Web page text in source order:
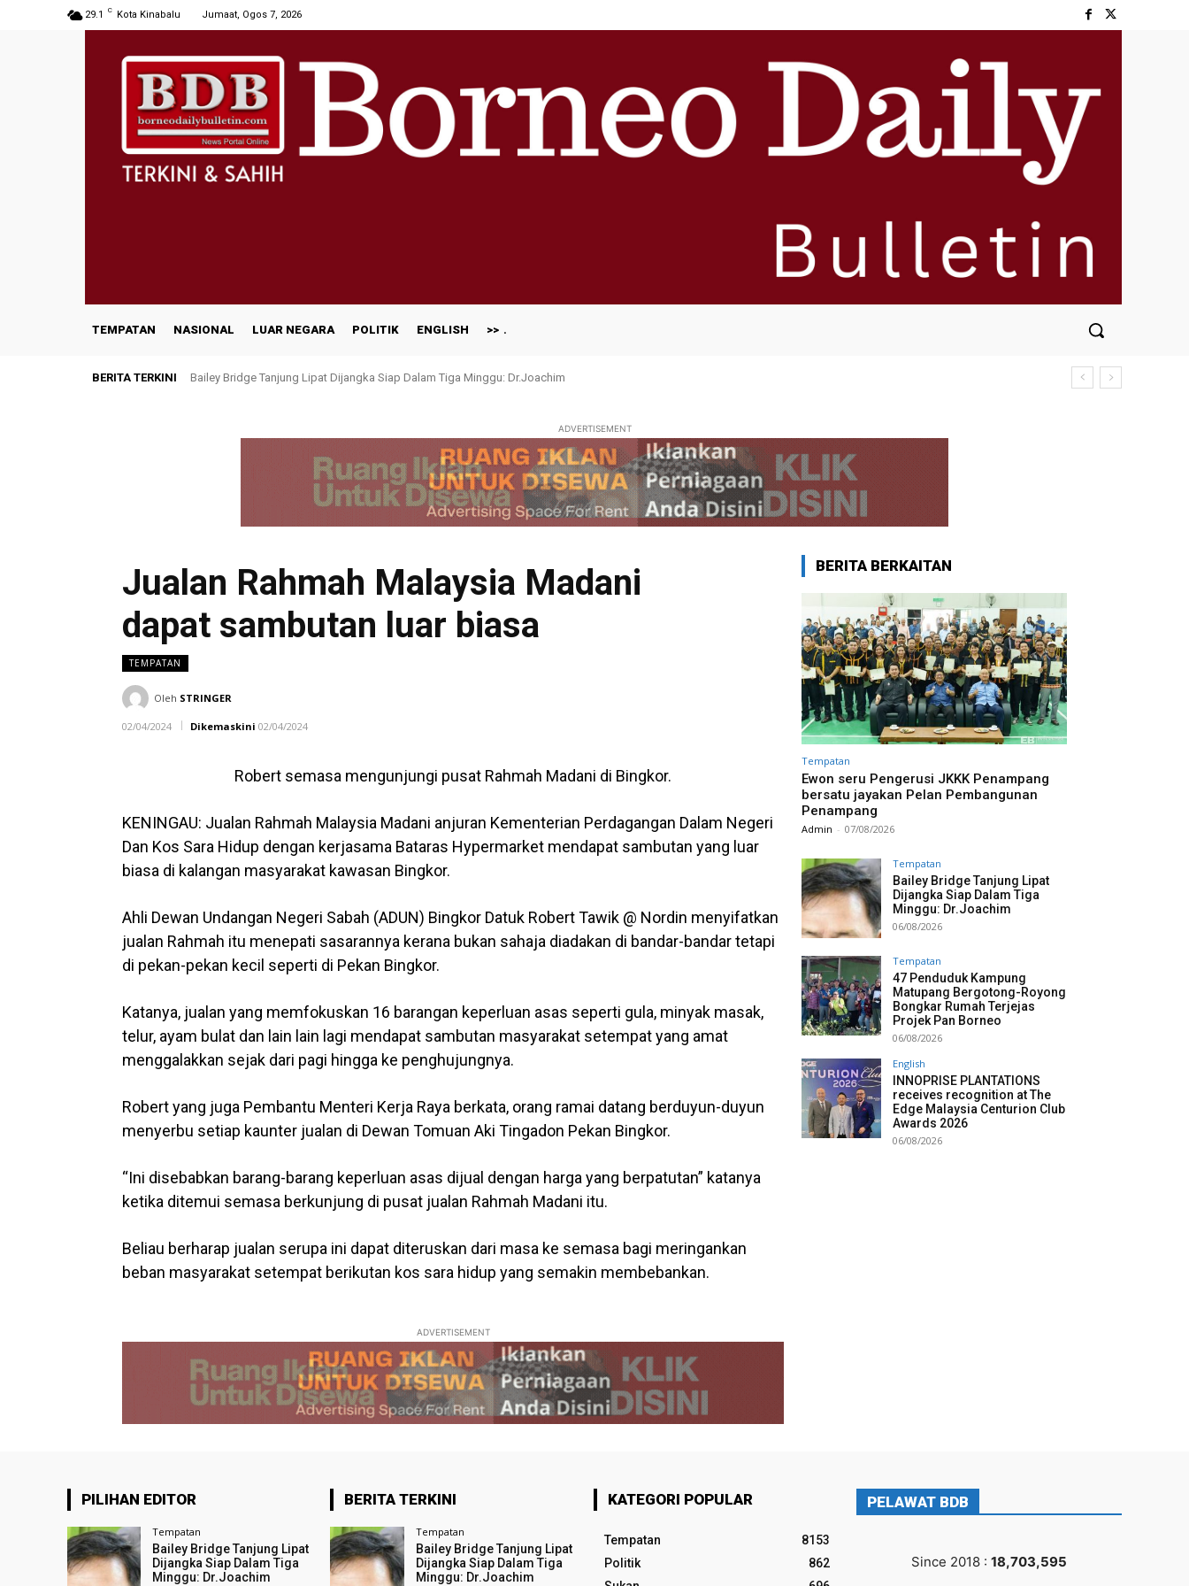
29.1 C Kota Kinabalu Jumaat, Ogos 7, 2026
TEMPATAN NASIONAL LUAR NEGARA POLITIK ENGLISH >>
BERITA TERKINI Bailey Bridge Tanjung Lipat Dijangka Siap Dalam Tiga Minggu: Dr.Joachim
ADVERTISEMENT
Jualan Rahmah Malaysia Madani
dapat sambutan luar biasa
TEMPATAN
Oleh STRINGER
02/04/2024 Dikemaskini 02/04/2024
Robert semasa mengunjungi pusat Rahmah Madani di Bingkor.
KENINGAU: Jualan Rahmah Malaysia Madani anjuran Kementerian Perdagangan Dalam Negeri
Dan Kos Sara Hidup dengan kerjasama Bataras Hypermarket mendapat sambutan yang luar
biasa di kalangan masyarakat kawasan Bingkor.
Ahli Dewan Undangan Negeri Sabah (ADUN) Bingkor Datuk Robert Tawik @ Nordin menyifatkan
jualan Rahmah itu menepati sasarannya kerana bukan sahaja diadakan di bandar-bandar tetapi
di pekan-pekan kecil seperti di Pekan Bingkor.
Katanya, jualan yang memfokuskan 16 barangan keperluan asas seperti gula, minyak masak,
telur, ayam bulat dan lain lain lagi mendapat sambutan masyarakat setempat yang amat
menggalakkan sejak dari pagi hingga ke penghujungnya.
Robert yang juga Pembantu Menteri Kerja Raya berkata, orang ramai datang berduyun-duyun
menyerbu setiap kaunter jualan di Dewan Tomuan Aki Tingadon Pekan Bingkor.
“Ini disebabkan barang-barang keperluan asas dijual dengan harga yang berpatutan” katanya
ketika ditemui semasa berkunjung di pusat jualan Rahmah Madani itu.
Beliau berharap jualan serupa ini dapat diteruskan dari masa ke semasa bagi meringankan
beban masyarakat setempat berikutan kos sara hidup yang semakin membebankan.
ADVERTISEMENT
BERITA BERKAITAN
Tempatan
Ewon seru Pengerusi JKKK Penampang
bersatu jayakan Pelan Pembangunan
Penampang
Admin - 07/08/2026
Tempatan
Bailey Bridge Tanjung Lipat
Dijangka Siap Dalam Tiga
Minggu: Dr.Joachim
06/08/2026
Tempatan
47 Penduduk Kampung
Matupang Bergotong-Royong
Bongkar Rumah Terjejas
Projek Pan Borneo
06/08/2026
English
INNOPRISE PLANTATIONS
receives recognition at The
Edge Malaysia Centurion Club
Awards 2026
06/08/2026
PILIHAN EDITOR
Tempatan
Bailey Bridge Tanjung Lipat
Dijangka Siap Dalam Tiga
Minggu: Dr.Joachim
BERITA TERKINI
Tempatan
Bailey Bridge Tanjung Lipat
Dijangka Siap Dalam Tiga
Minggu: Dr.Joachim
KATEGORI POPULAR
Tempatan
8153
Politik
862
PELAWAT BDB
Since 2018 : 18,703,595